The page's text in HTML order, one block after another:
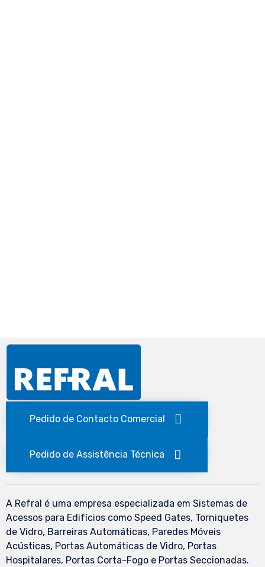
Pedido de Contacto Comercial
Pedido de Assistência Técnica
A Refral é uma empresa especializada em Sistemas de
Acessos para Edifícios como Speed Gates, Torniquetes
de Vidro, Barreiras Automáticas, Paredes Móveis
Acústicas, Portas Automáticas de Vidro, Portas
Hospitalares, Portas Corta-Fogo e Portas Seccionadas.